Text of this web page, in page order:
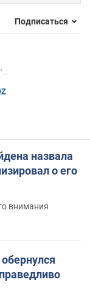
Подписаться
назвала
о его
внимания